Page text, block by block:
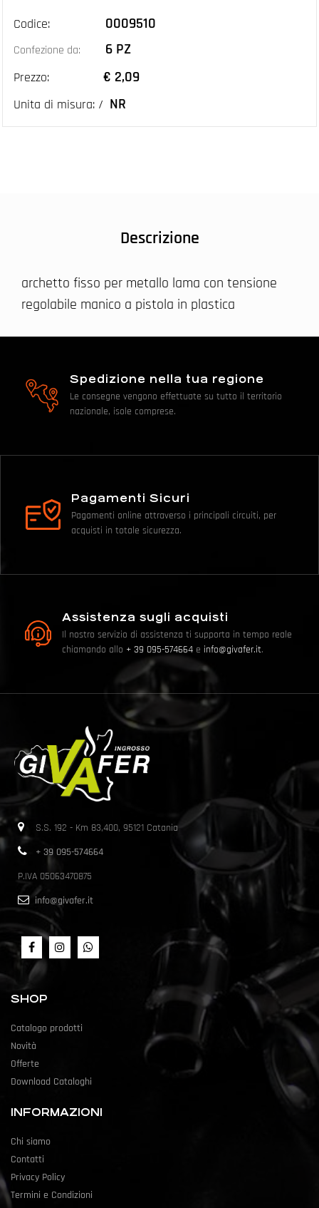
Codice: 0009510
Confezione da: 6 PZ
Prezzo: € 2,09
Unita di misura: / NR
Descrizione
archetto fisso per metallo lama con tensione
regolabile manico a pistola in plastica
Spedizione nella tua regione
Le consegne vengono effettuate su tutto il territorio
nazionale, isole comprese.
Pagamenti Sicuri
Pagamenti online attraverso i principali circuiti, per
acquisti in totale sicurezza.
Assistenza sugli acquisti
Il nostro servizio di assistenza ti supporta in tempo reale
chiamando allo + 39 095-574664 e info@givafer.it.
S.S. 192 - Km 83,400, 95121 Catania
+ 39 095-574664
P.IVA 05063470875
info@givafer.it
SHOP
Catalogo prodotti
Novità
Offerte
Download Cataloghi
INFORMAZIONI
Chi siamo
Contatti
Privacy Policy
Termini e Condizioni